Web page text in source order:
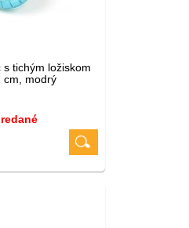
tichým ložiskom
cm, modrý